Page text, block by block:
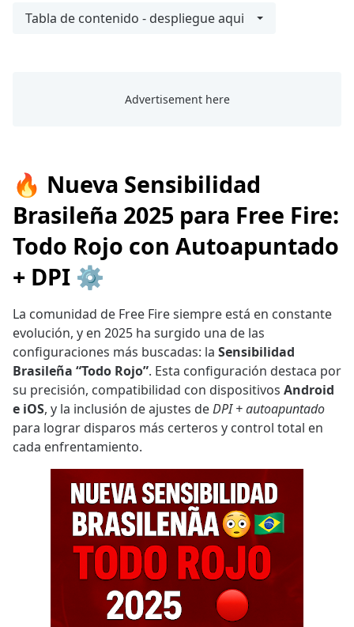
Tabla de contenido - despliegue aqui
🔥 Nueva Sensibilidad
Brasileña 2025 para Free Fire:
Todo Rojo con Autoapuntado
+ DPI ⚙️
La comunidad de Free Fire siempre está en constante
evolución, y en 2025 ha surgido una de las
configuraciones más buscadas: la Sensibilidad
Brasileña “Todo Rojo”. Esta configuración destaca por
su precisión, compatibilidad con dispositivos Android
e iOS, y la inclusión de ajustes deDPI + autoapuntado
para lograr disparos más certeros y control total en
cada enfrentamiento.